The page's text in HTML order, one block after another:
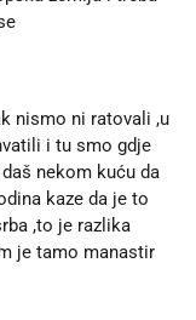
nismo ni ratovali ,u
i tu smo gdje
nekom kuću da
kaze da je to
,to je razlika
je tamo manastir